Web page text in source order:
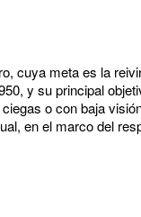
cuya meta es la
y su principal
o con baja
en el marco del